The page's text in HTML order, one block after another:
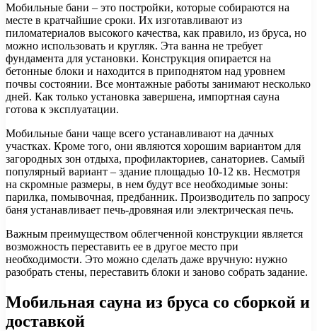
Мобильные бани – это постройки, которые собираются на
месте в кратчайшие сроки. Их изготавливают из
пиломатериалов высокого качества, как правило, из бруса, но
можно использовать и кругляк. Эта ванна не требует
фундамента для установки. Конструкция опирается на
бетонные блоки и находится в приподнятом над уровнем
почвы состоянии. Все монтажные работы занимают несколько
дней. Как только установка завершена, импортная сауна
готова к эксплуатации.
Мобильные бани чаще всего устанавливают на дачных
участках. Кроме того, они являются хорошим вариантом для
загородных зон отдыха, профилакториев, санаториев. Самый
популярный вариант – здание площадью 10-12 кв. Несмотря
на скромные размеры, в нем будут все необходимые зоны:
парилка, помывочная, предбанник. Производитель по запросу
баня устанавливает печь-дровяная или электрическая печь.
Важным преимуществом облегченной конструкции является
возможность переставить ее в другое место при
необходимости. Это можно сделать даже вручную: нужно
разобрать стены, переставить блоки и заново собрать задание.
Мобильная сауна из бруса со сборкой и
доставкой